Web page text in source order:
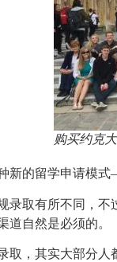
购买约克
新的留学申请模
录取有所不同，
道自然是必须的。
取，其实大部分